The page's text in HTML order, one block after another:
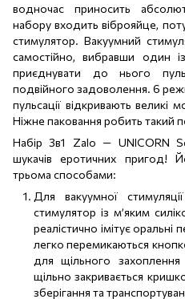
водночас приносить
набору входить віброяйце,
стимулятор. Вакуумний
самостійно, вибравши один
приєднувати до нього
подвійного задоволення. 6
пульсації відкривають великі
Ніжне паковання робить
Набір 3в1 Zalo — UNICORN
шукачів еротичних пригод!
трьома способами:
Для вакуумної
стимулятор із м’яким
реалістично імітує оральні
легко перемикаються
для щільного
щільно закривається
зберігання та